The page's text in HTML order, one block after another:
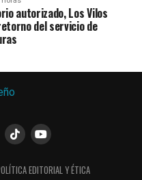
autorizado, Los Vilos
del servicio de
EDITORIAL Y ÉTICA